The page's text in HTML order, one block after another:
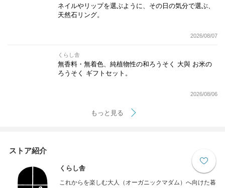
ネイルやリップを選ぶように、その日の気分で選ぶ、
天然石リング。
2026/08/07
くらし舎
無香料・無着色、純植物性の和ろうそく 大與 お米の
ろうそく ギフトセット。
2026/08/06
もっと見る
ストア紹介
くらし舎
これからを楽しむ大人（オーガニックマダム）へ向けた暮